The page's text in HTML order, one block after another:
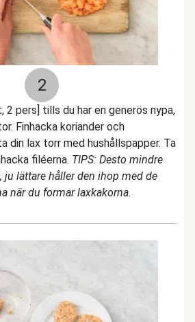
2
2 pers] tills du har en generös nypa,
Finhacka koriander och
din lax torr med hushållspapper. Ta
filéerna. TIPS: Desto mindre
ju lättare håller den ihop med de
när du formar laxkakorna.